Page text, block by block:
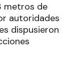
metros de
autoridades
dispusieron